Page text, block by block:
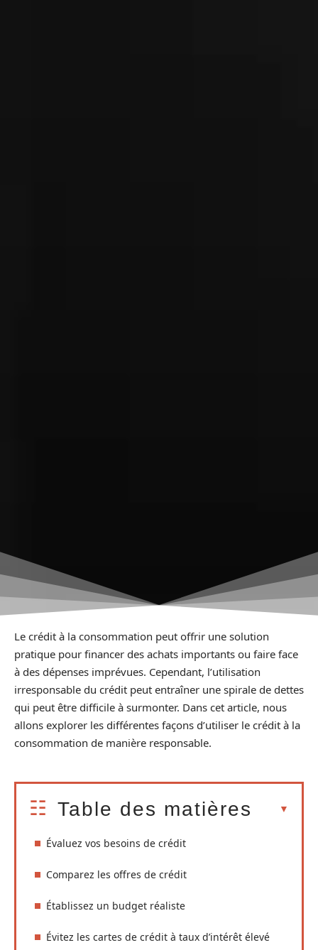
Le crédit à la consommation peut offrir une solution
pratique pour financer des achats importants ou faire face
à des dépenses imprévues. Cependant, l’utilisation
irresponsable du crédit peut entraîner une spirale de dettes
qui peut être difficile à surmonter. Dans cet article, nous
allons explorer les différentes façons d’utiliser le crédit à la
consommation de manière responsable.
Table des matières
Évaluez vos besoins de crédit
Comparez les offres de crédit
Établissez un budget réaliste
Évitez les cartes de crédit à taux d’intérêt élevé